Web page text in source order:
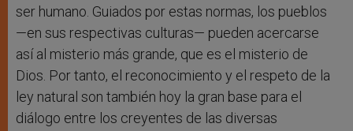
ser humano. Guiados por estas normas, los pueblos
—en sus respectivas culturas— pueden acercarse
así al misterio más grande, que es el misterio de
Dios. Por tanto, el reconocimiento y el respeto de la
ley natural son también hoy la gran base para el
diálogo entre los creyentes de las diversas